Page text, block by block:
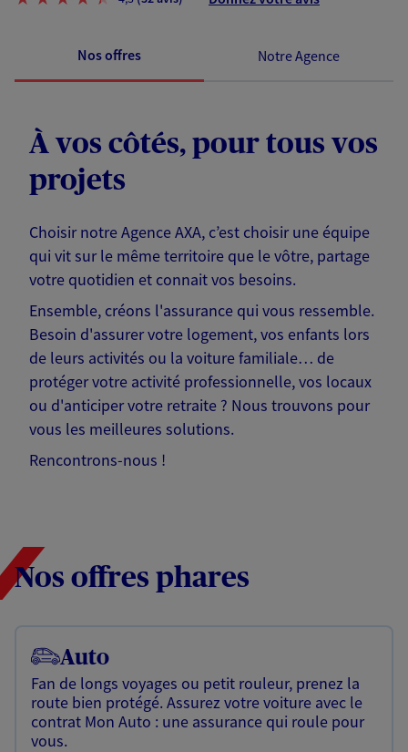
Nos offres Notre Agence
À vos côtés, pour tous vos
projets
Choisir notre Agence AXA, c’est choisir une équipe
qui vit sur le même territoire que le vôtre, partage
votre quotidien et connait vos besoins.
Ensemble, créons l'assurance qui vous ressemble.
Besoin d'assurer votre logement, vos enfants lors
de leurs activités ou la voiture familiale… de
protéger votre activité professionnelle, vos locaux
ou d'anticiper votre retraite ? Nous trouvons pour
vous les meilleures solutions.
Rencontrons-nous !
Nos offres phares
Auto
Fan de longs voyages ou petit rouleur, prenez la
route bien protégé. Assurez votre voiture avec le
contrat Mon Auto : une assurance qui roule pour
vous.